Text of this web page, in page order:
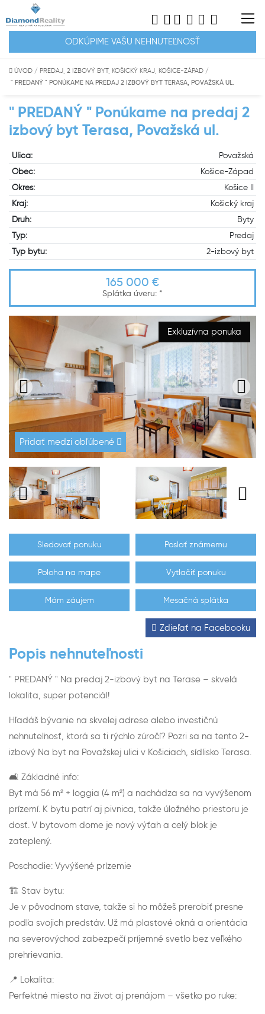
ODKÚPIME VAŠU NEHNUTEĽNOSŤ
ÚVOD / PREDAJ, 2 IZBOVÝ BYT, KOŠICKÝ KRAJ, KOŠICE-ZÁPAD /
" PREDANÝ " PONÚKAME NA PREDAJ 2 IZBOVÝ BYT TERASA, POVAŽSKÁ UL.
" PREDANÝ " Ponúkame na predaj 2
izbový byt Terasa, Považská ul.
Ulica:
Považská
Obec:
Košice-Západ
Okres:
Košice II
Kraj:
Košický kraj
Druh:
Byty
Typ:
Predaj
Typ bytu:
2-izbový byt
165 000 €
Splátka úveru: *
Exkluzívna ponuka
Pridať medzi obľúbené
Sledovať ponuku Poslať známemu
Poloha na mape Vytlačiť ponuku
Mám záujem Mesačná splátka
Popis nehnuteľnosti
Zdieľať na Facebooku
" PREDANÝ " Na predaj 2-izbový byt na Terase – skvelá
lokalita, super potenciál!
Hľadáš bývanie na skvelej adrese alebo investičnú
nehnuteľnosť, ktorá sa ti rýchlo zúročí? Pozri sa na tento 2-
izbový Na byt na Považskej ulici v Košiciach, sídlisko Terasa.
🛋 Základné info:
Byt má 56 m² + loggia (4 m²) a nachádza sa na vyvýšenom
prízemí. K bytu patrí aj pivnica, takže úložného priestoru je
dosť. V bytovom dome je nový výťah a celý blok je
zateplený.
Poschodie: Vyvýšené prízemie
🏗 Stav bytu:
Je v pôvodnom stave, takže si ho môžeš prerobiť presne
podľa svojich predstáv. Už má plastové okná a orientácia
na severovýchod zabezpečí príjemné svetlo bez veľkého
prehrievania.
📍 Lokalita:
Perfektné miesto na život aj prenájom – všetko po ruke: